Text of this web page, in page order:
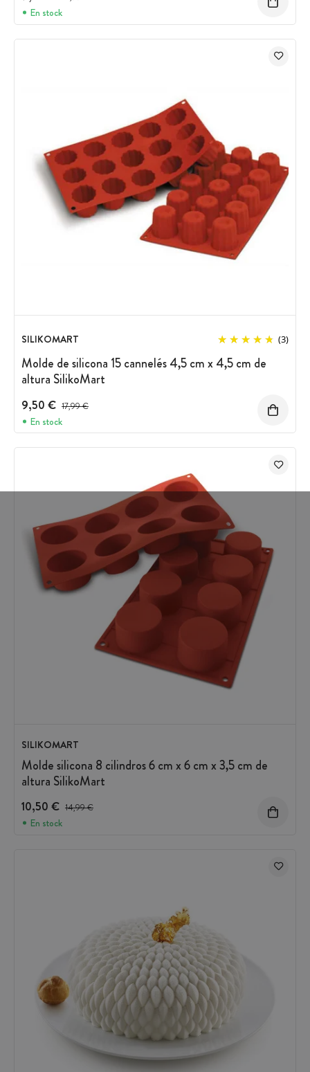
En stock
SILIKOMART (3)
Molde de silicona 15 cannelés 4,5 cm x 4,5 cm de
altura SilikoMart
9,50 € Precio antes del descuento
17,99 €
En stock
SILIKOMART
Molde silicona 8 cilindros 6 cm x 6 cm x 3,5 cm de
altura SilikoMart
10,50 € Precio antes del descuento
14,99 €
En stock